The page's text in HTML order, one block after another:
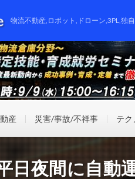
物流不動産,ロボット,ドローン,3PL,独
産 災害/事故/不祥事 テク
日夜間に自動